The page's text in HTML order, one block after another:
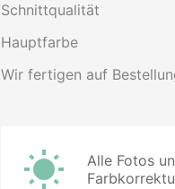
Schnittqualität
Hauptfarbe
Wir fertigen auf
Alle Fotos